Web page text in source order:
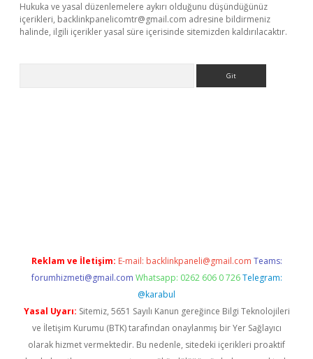
Hukuka ve yasal düzenlemelere aykırı olduğunu düşündüğünüz
içerikleri, backlinkpanelicomtr@gmail.com adresine bildirmeniz
halinde, ilgili içerikler yasal süre içerisinde sitemizden kaldırılacaktır.
Reklam ve İletişim: E-mail: backlinkpaneli@gmail.com Teams:
forumhizmeti@gmail.com Whatsapp: 0262 606 0 726 Telegram:
@karabul
Yasal Uyarı: Sitemiz, 5651 Sayılı Kanun gereğince Bilgi Teknolojileri
ve İletişim Kurumu (BTK) tarafından onaylanmış bir Yer Sağlayıcı
olarak hizmet vermektedir. Bu nedenle, sitedeki içerikleri proaktif